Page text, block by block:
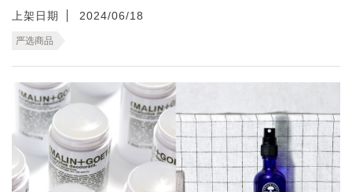
上架日期 2024/06/18
严选商品